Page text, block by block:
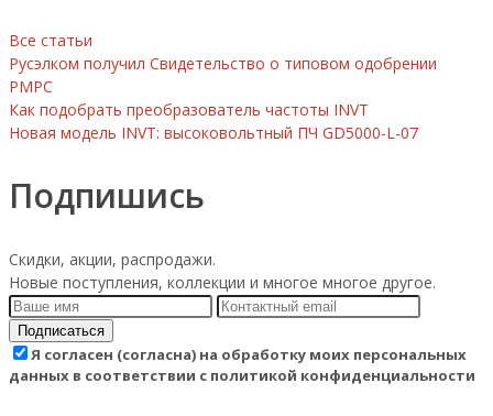
Все статьи
Русэлком получил Свидетельство о типовом одобрении
РМРС
Как подобрать преобразователь частоты INVT
Новая модель INVT: высоковольтный ПЧ GD5000-L-07
Подпишись
Скидки, акции, распродажи.
Новые поступления, коллекции и многое многое другое.
Подписаться
Я согласен (согласна) на обработку моих персональных
данных в соответствии с политикой конфиденциальности